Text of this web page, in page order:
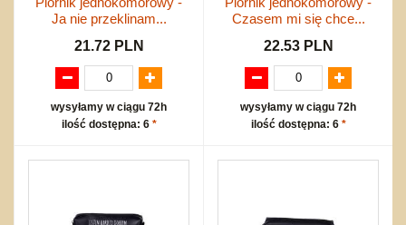
Regulamin
Kontakt
Mapa produktów
Ja nie przeklinam...
21.72 PLN
wysyłamy w ciągu 72h
ilość dostępna: 6 *
Czasem mi się chce...
22.53 PLN
wysyłamy w ciągu 72h
ilość dostępna: 6 *